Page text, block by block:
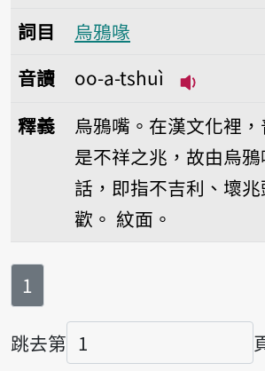
詞目
烏鴉喙
音讀
oo-a-tshuì
釋義
烏鴉嘴。在漢文化裡
是不祥之兆，故由烏
話，即指不吉利、壞
歡。 紋面。
第
1
跳去第
頁碼